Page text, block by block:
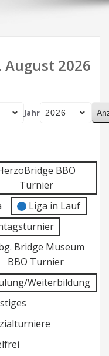
August 2026
Jahr
BBO
Turnier
Liga in Lauf
Bridge Museum
BBO Turnier
Weiterbildung